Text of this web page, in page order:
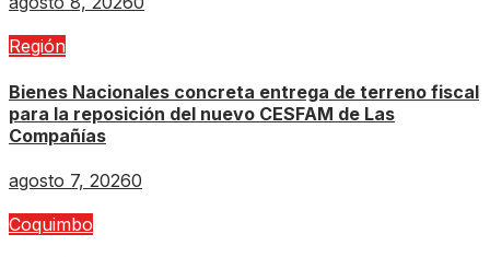
Región
Bienes Nacionales concreta entrega de terreno fiscal
para la reposición del nuevo CESFAM de Las
Compañías
agosto 7, 20260
Coquimbo